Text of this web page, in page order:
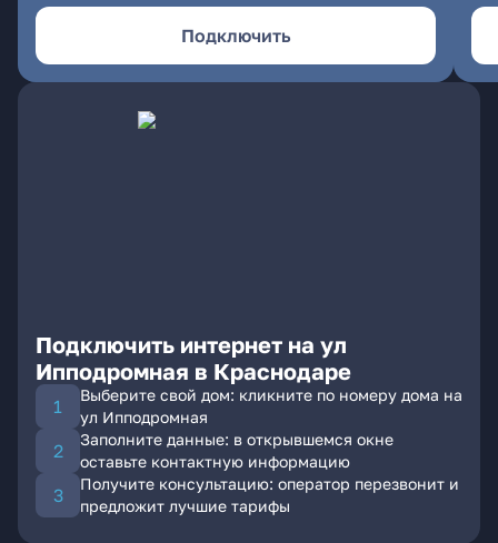
Подключить
Подключить интернет на ул
Ипподромная в Краснодаре
Выберите свой дом: кликните по номеру дома на
ул Ипподромная
Заполните данные: в открывшемся окне
оставьте контактную информацию
Получите консультацию: оператор перезвонит и
предложит лучшие тарифы